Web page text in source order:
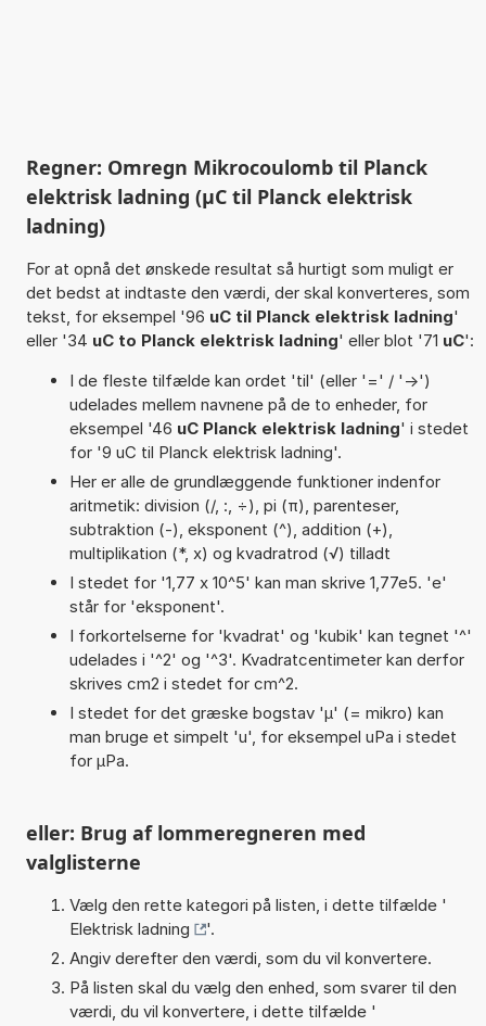
Regner: Omregn Mikrocoulomb til Planck
elektrisk ladning (µC til Planck elektrisk
ladning)
For at opnå det ønskede resultat så hurtigt som muligt er
det bedst at indtaste den værdi, der skal konverteres, som
tekst, for eksempel '96 uC til Planck elektrisk ladning'
eller '34 uC to Planck elektrisk ladning' eller blot '71 uC':
I de fleste tilfælde kan ordet 'til' (eller '=' / '->')
udelades mellem navnene på de to enheder, for
eksempel '46 uC Planck elektrisk ladning' i stedet
for '9 uC til Planck elektrisk ladning'.
Her er alle de grundlæggende funktioner indenfor
aritmetik: division (/, :, ÷), pi (π), parenteser,
subtraktion (-), eksponent (^), addition (+),
multiplikation (*, x) og kvadratrod (√) tilladt
I stedet for '1,77 x 10^5' kan man skrive 1,77e5. 'e'
står for 'eksponent'.
I forkortelserne for 'kvadrat' og 'kubik' kan tegnet '^'
udelades i '^2' og '^3'. Kvadratcentimeter kan derfor
skrives cm2 i stedet for cm^2.
I stedet for det græske bogstav 'µ' (= mikro) kan
man bruge et simpelt 'u', for eksempel uPa i stedet
for µPa.
eller: Brug af lommeregneren med
valglisterne
Vælg den rette kategori på listen, i dette tilfælde '
Elektrisk ladning
'.
Angiv derefter den værdi, som du vil konvertere.
På listen skal du vælg den enhed, som svarer til den
værdi, du vil konvertere, i dette tilfælde '